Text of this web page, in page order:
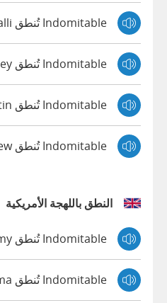
Indomitable تُنطق Salli
Indomitable تُنطق Joey
Indomitable تُنطق Justin
Indomitable تُنطق Matthew
النطق باللهجة الأمريكية
Indomitable تُنطق Amy
Indomitable تُنطق Emma